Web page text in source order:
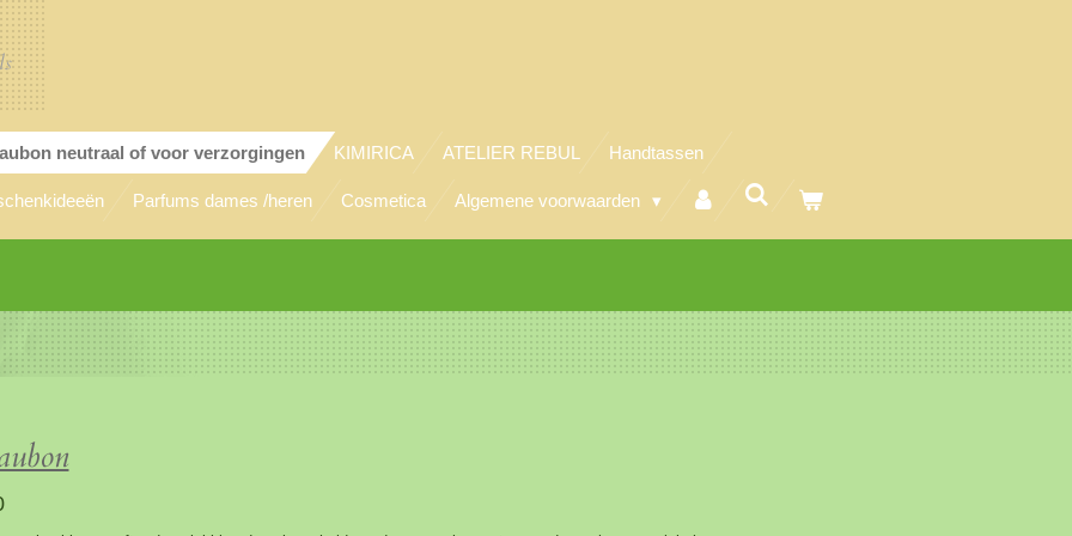
neutraal of voor verzorgingen KIMIRICA ATELIER REBUL Handtassen
Parfums dames /heren Cosmetica Algemene voorwaarden